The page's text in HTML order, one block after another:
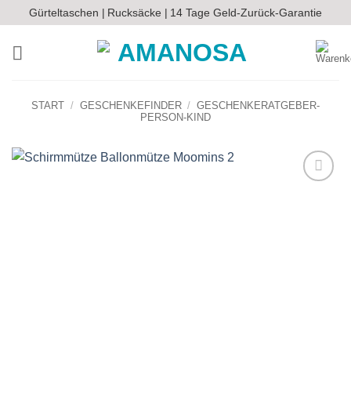
Inhalt
springen
Gürteltaschen | Rucksäcke | 14 Tage Geld-Zurück-Garantie
START / GESCHENKEFINDER / GESCHENKERATGEBER-
PERSON-KIND